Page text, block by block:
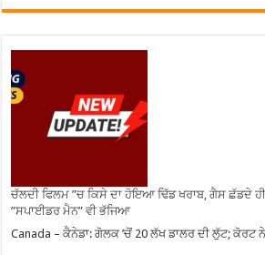
ਚੱਲਦੀ ਫਿਲਮ ”ਚ ਕਿਸੇ ਦਾ ਹੋਇਆ ਢਿੱਡ ਖਰਾਬ, ਗੈਸ ਛੱਡਦੇ
”ਸਪਾਈਡਰ ਮੈਨ” ਵੀ ਭੱਜਿਆ
Canada – ਕੈਨੇਡਾ: ਗੋਲਕ ’ਚੋਂ 20 ਲੱਖ ਡਾਲਰ ਦੀ ਲੁੱਟ; ਕੋਰਟ